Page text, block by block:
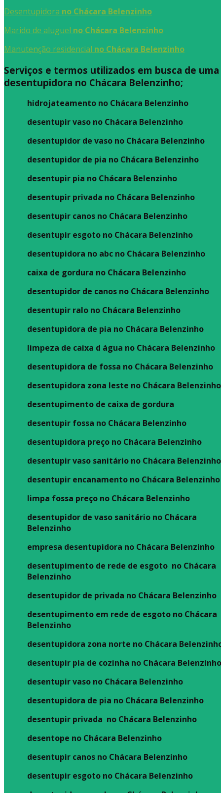
Desentupidora no Chácara Belenzinho
Marido de aluguel no Chácara Belenzinho
Manutenção residencial no Chácara Belenzinho
Serviços e termos utilizados em busca de uma
desentupidora no Chácara Belenzinho;
hidrojateamento no Chácara Belenzinho
desentupir vaso no Chácara Belenzinho
desentupidor de vaso no Chácara Belenzinho
desentupidor de pia no Chácara Belenzinho
desentupir pia no Chácara Belenzinho
desentupir privada no Chácara Belenzinho
desentupir canos no Chácara Belenzinho
desentupir esgoto no Chácara Belenzinho
desentupidora no abc no Chácara Belenzinho
caixa de gordura no Chácara Belenzinho
desentupidor de canos no Chácara Belenzinho
desentupir ralo no Chácara Belenzinho
desentupidora de pia no Chácara Belenzinho
limpeza de caixa d água no Chácara Belenzinho
desentupidora de fossa no Chácara Belenzinho
desentupidora zona leste no Chácara Belenzinho
desentupimento de caixa de gordura
desentupir fossa no Chácara Belenzinho
desentupidora preço no Chácara Belenzinho
desentupir vaso sanitário no Chácara Belenzinho
desentupir encanamento no Chácara Belenzinho
limpa fossa preço no Chácara Belenzinho
desentupidor de vaso sanitário no Chácara
Belenzinho
empresa desentupidora no Chácara Belenzinho
desentupimento de rede de esgoto no Chácara
Belenzinho
desentupidor de privada no Chácara Belenzinho
desentupimento em rede de esgoto no Chácara
Belenzinho
desentupidora zona norte no Chácara
desentupir pia de cozinha no Chácara
desentupir vaso no Chácara Belenzinho
desentupidora de pia no Chácara Belenzinho
desentupir privada no Chácara Belenzinho
desentope no Chácara Belenzinho
desentupir canos no Chácara Belenzinho
desentupir esgoto no Chácara Belenzinho